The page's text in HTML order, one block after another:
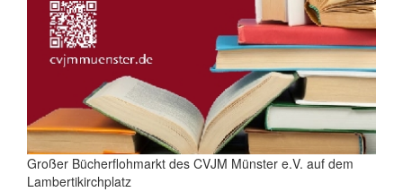
Großer Bücherflohmarkt des CVJM Münster e.V. auf dem
Lambertikirchplatz